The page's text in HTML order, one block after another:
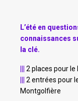
L’été en
connaissances
la clé.
2 places pour le
2 entrées pour
Montgolfière